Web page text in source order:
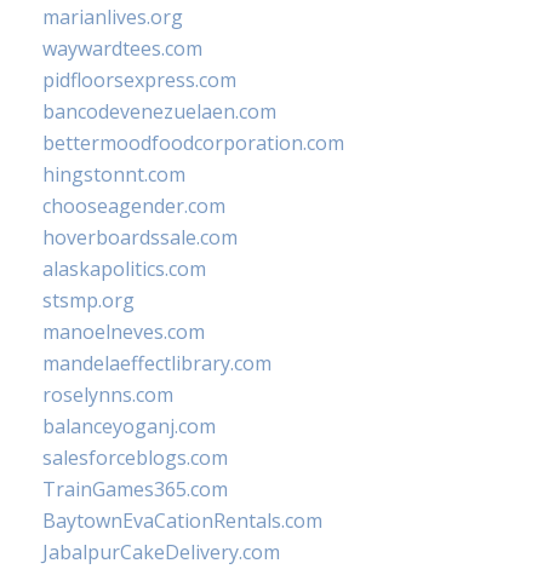
marianlives.org
waywardtees.com
pidfloorsexpress.com
bancodevenezuelaen.com
bettermoodfoodcorporation.com
hingstonnt.com
chooseagender.com
hoverboardssale.com
alaskapolitics.com
stsmp.org
manoelneves.com
mandelaeffectlibrary.com
roselynns.com
balanceyoganj.com
salesforceblogs.com
TrainGames365.com
BaytownEvaCationRentals.com
JabalpurCakeDelivery.com